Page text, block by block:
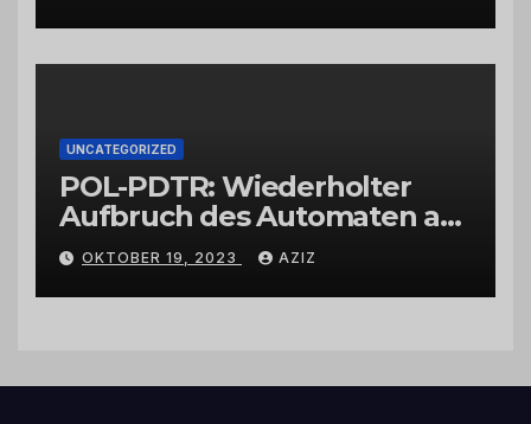
UNCATEGORIZED
POL-PDTR: Wiederholter
Aufbruch des Automaten am
Wohnmobilstellplatz in
Hermeskeil am Labachweg
OKTOBER 19, 2023 AZIZ